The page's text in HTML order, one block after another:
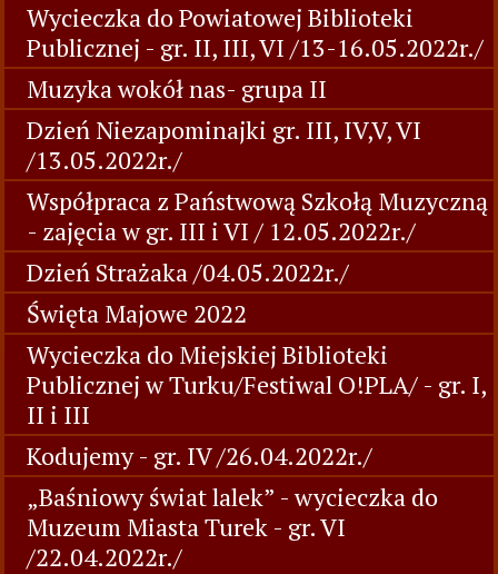
Wycieczka do Powiatowej Biblioteki
Publicznej - gr. II, III, VI /13-16.05.2022r./
Muzyka wokół nas- grupa II
Dzień Niezapominajki gr. III, IV,V, VI
/13.05.2022r./
Współpraca z Państwową Szkołą Muzyczną
- zajęcia w gr. III i VI / 12.05.2022r./
Dzień Strażaka /04.05.2022r./
Święta Majowe 2022
Wycieczka do Miejskiej Biblioteki
Publicznej w Turku/Festiwal O!PLA/ - gr. I,
II i III
Kodujemy - gr. IV /26.04.2022r./
„Baśniowy świat lalek” - wycieczka do
Muzeum Miasta Turek - gr. VI
/22.04.2022r./